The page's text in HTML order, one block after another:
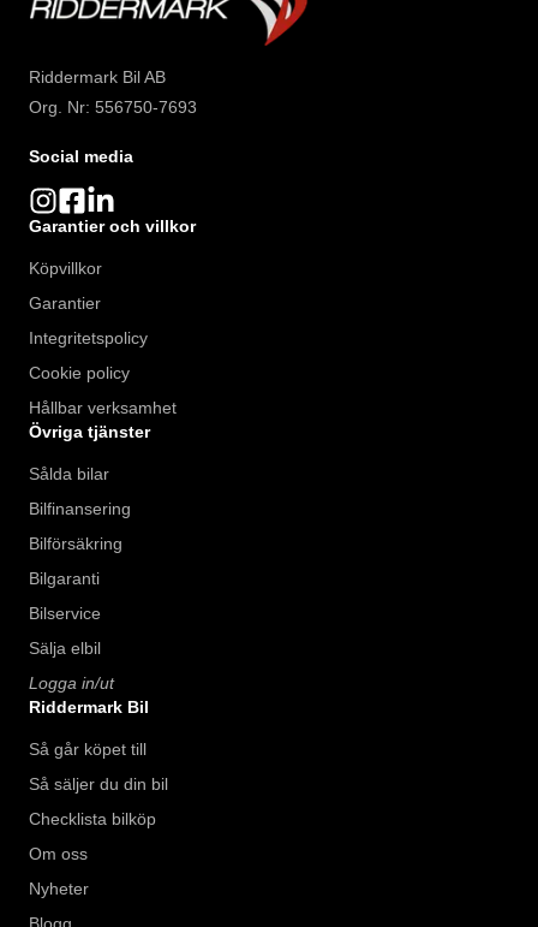
Riddermark Bil AB
Org. Nr: 556750-7693
Social media
Garantier och villkor
Köpvillkor
Garantier
Integritetspolicy
Cookie policy
Hållbar verksamhet
Övriga tjänster
Sålda bilar
Bilfinansering
Bilförsäkring
Bilgaranti
Bilservice
Sälja elbil
Logga in/ut
Riddermark Bil
Så går köpet till
Så säljer du din bil
Checklista bilköp
Om oss
Nyheter